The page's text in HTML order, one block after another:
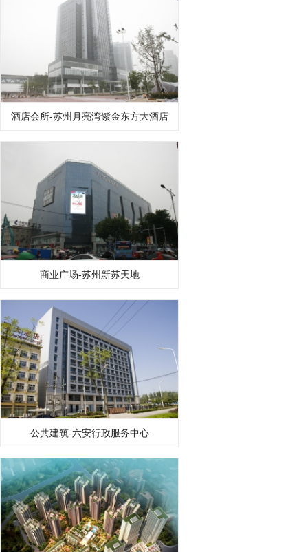
酒店会所-苏州月亮湾紫金东方大酒店
商业广场-苏州新苏天地
公共建筑-六安行政服务中心